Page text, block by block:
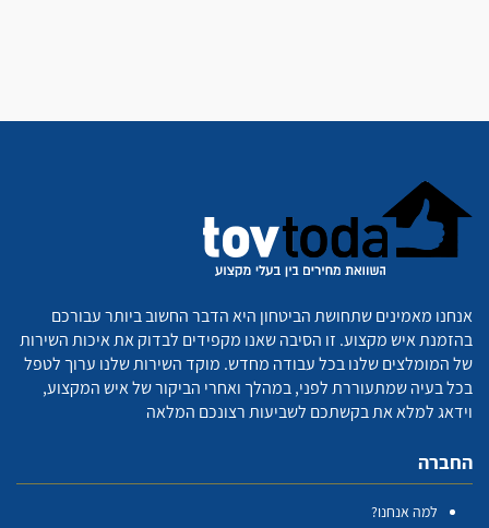
אנחנו מאמינים שתחושת הביטחון היא הדבר החשוב ביותר עבורכם
בהזמנת איש מקצוע. זו הסיבה שאנו מקפידים לבדוק את איכות השירות
של המומלצים שלנו בכל עבודה מחדש. מוקד השירות שלנו ערוך לטפל
בכל בעיה שמתעוררת לפני, במהלך ואחרי הביקור של איש המקצוע,
וידאג למלא את בקשתכם לשביעות רצונכם המלאה
החברה
למה אנחנו?